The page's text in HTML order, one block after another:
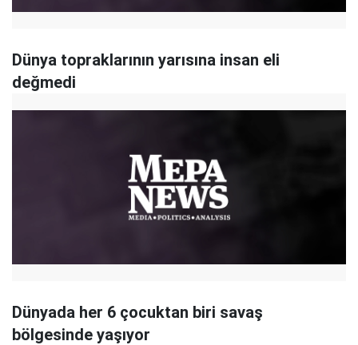
Dünya topraklarının yarısına insan eli
değmedi
Dünyada her 6 çocuktan biri savaş
bölgesinde yaşıyor